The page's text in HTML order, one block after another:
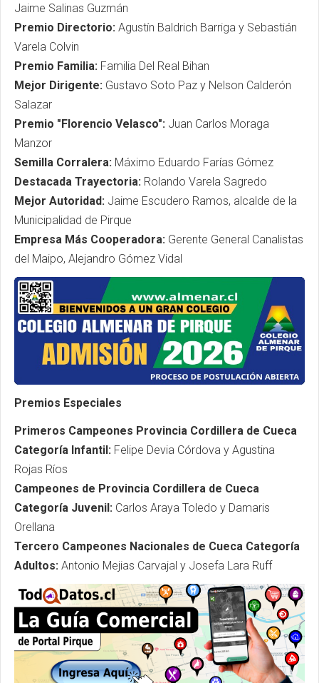
Jaime Salinas Guzmán
Premio Directorio: Agustín Baldrich Barriga y Sebastián
Varela Colvin
Premio Familia: Familia Del Real Bihan
Mejor Dirigente: Gustavo Soto Paz y Nelson Calderón
Salazar
Premio "Florencio Velasco": Juan Carlos Moraga
Manzor
Semilla Corralera: Máximo Eduardo Farías Gómez
Destacada Trayectoria: Rolando Varela Sagredo
Mejor Autoridad: Jaime Escudero Ramos, alcalde de la
Municipalidad de Pirque
Empresa Más Cooperadora: Gerente General Canalistas
del Maipo, Alejandro Gómez Vidal
Premios Especiales
Primeros Campeones Provincia Cordillera de Cueca
Categoría Infantil: Felipe Devia Córdova y Agustina
Rojas Ríos
Campeones de Provincia Cordillera de Cueca
Categoría Juvenil: Carlos Araya Toledo y Damaris
Orellana
Tercero Campeones Nacionales de Cueca Categoría
Adultos: Antonio Mejias Carvajal y Josefa Lara Ruff